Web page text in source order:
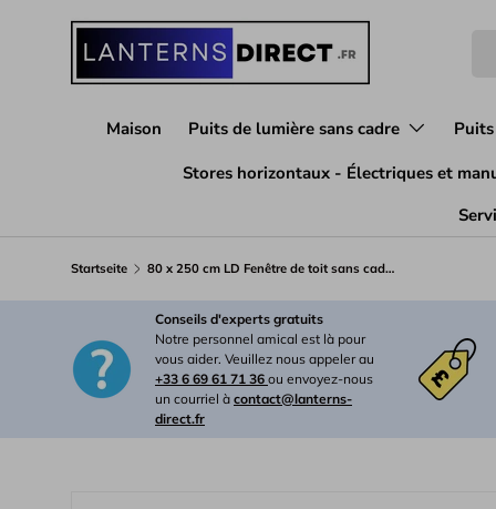
Direkt zum Inhalt
Maison Puits de lumière sans cadre
Stores horizontaux - Électriques et
Startseite 80 x 250 cm LD Fenêtre de toit sans cadre à triple vitrage pour toit en pente
Conseils d'experts gratuits
Notre personnel amical est là pour
vous aider. Veuillez nous appeler au
+33 6 69 61 71 36 ou envoyez-nous
un courriel à contact@lanterns-
direct.fr